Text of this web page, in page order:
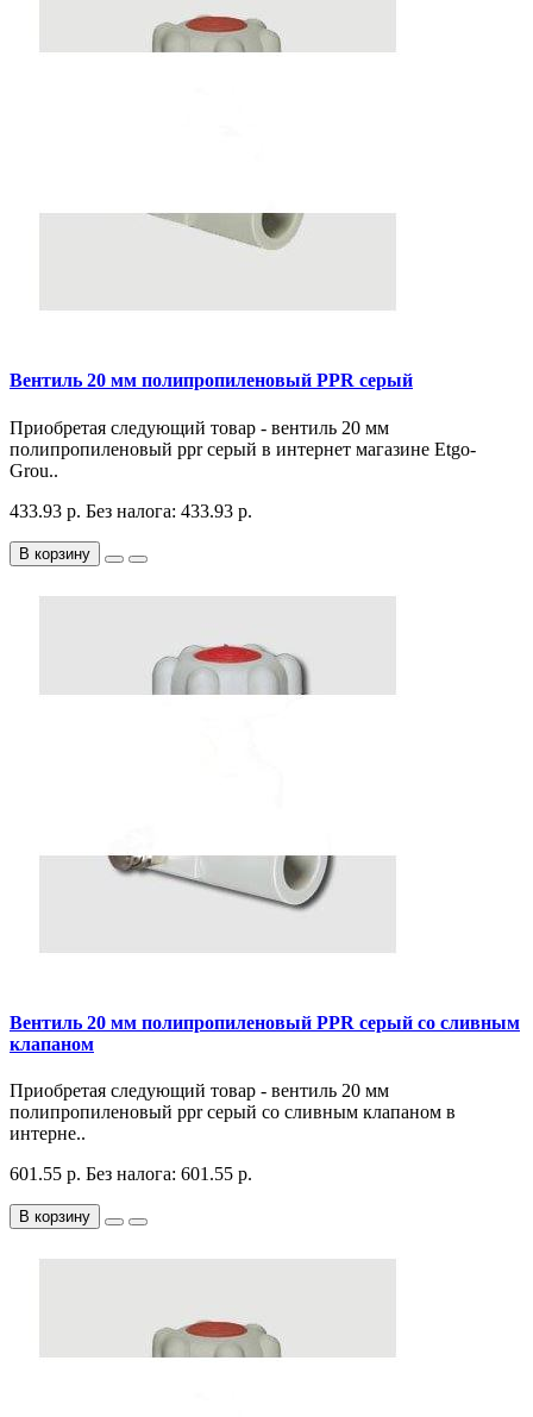
Вентиль 20 мм полипропиленовый PPR серый
Приобретая следующий товар - вентиль 20 мм
полипропиленовый ppr серый в интернет магазине Etgo-
Grou..
433.93 р. Без налога: 433.93 р.
В корзину
Вентиль 20 мм полипропиленовый PPR серый со сливным
клапаном
Приобретая следующий товар - вентиль 20 мм
полипропиленовый ppr серый со сливным клапаном в
интерне..
601.55 р. Без налога: 601.55 р.
В корзину